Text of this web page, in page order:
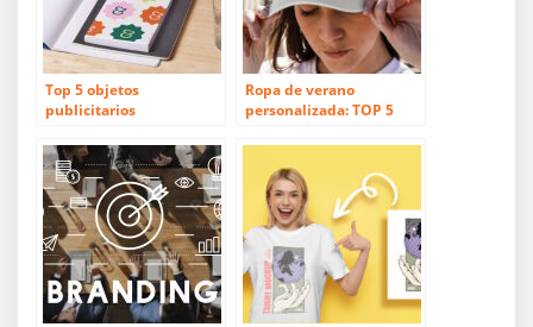
Top 5 objetos
publicitarios
Ropa de verano
personalizada: TOP 5